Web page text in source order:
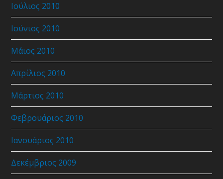
Ιούλιος 2010
Ιούνιος 2010
Μάιος 2010
Απρίλιος 2010
Μάρτιος 2010
Φεβρουάριος 2010
Ιανουάριος 2010
Δεκέμβριος 2009